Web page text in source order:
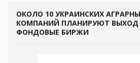
ОКОЛО 10 УКРАИНСКИХ
КОМПАНИЙ ПЛАНИРУЮТ ВЫХОД
ФОНДОВЫЕ БИРЖИ